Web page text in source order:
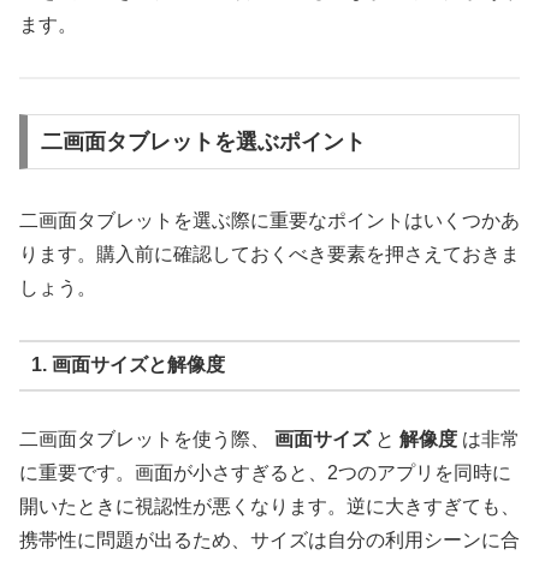
ます。
二画面タブレットを選ぶポイント
二画面タブレットを選ぶ際に重要なポイントはいくつかあ
ります。購入前に確認しておくべき要素を押さえておきま
しょう。
1. 画面サイズと解像度
二画面タブレットを使う際、 画面サイズと 解像度 は非常
に重要です。画面が小さすぎると、2つのアプリを同時に
開いたときに視認性が悪くなります。逆に大きすぎても、
携帯性に問題が出るため、サイズは自分の利用シーンに合